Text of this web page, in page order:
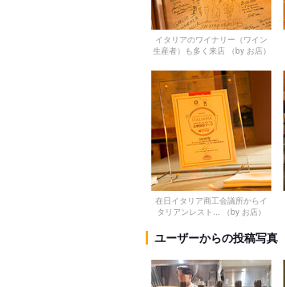
イタリアのワイナリー（ワイン
生産者）も多く来店
（by お店）
在日イタリア商工会議所からイ
タリアンレスト...
（by お店）
ユーザーからの投稿写真